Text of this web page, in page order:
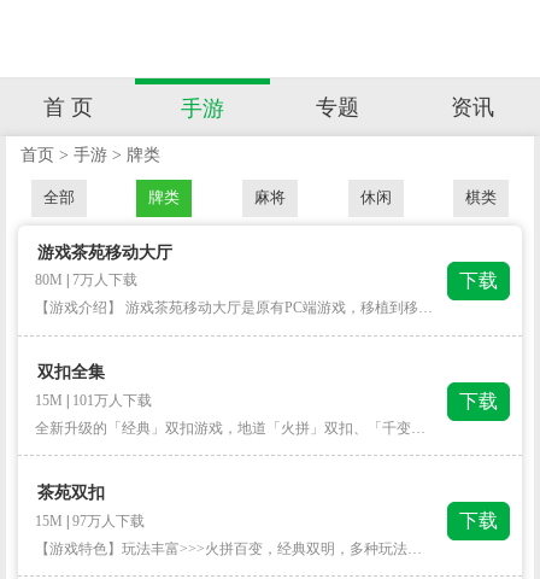
首 页 手游 专题 资讯
首页 > 手游 > 牌类
全部 牌类 麻将 休闲 棋类
游戏茶苑移动大厅
80M
7万人下载
【游戏介绍】 游戏茶苑移动大厅是原有PC端游戏，移植到移动端制作成合集。包含多款牌类、休闲游戏，现有打地鼠、双扣、斗地主、血流麻将、跑得快等多款热门游戏。进入大厅点击相应图标，即可畅玩！ 完美移植，同步在线，随时随地玩到爽！ 经典玩法，人气游戏，游戏多多嗨到爆 ！
下载
双扣全集
15M
101万人下载
全新升级的「经典」双扣游戏，地道「火拼」双扣、「千变」双扣，更有「二人」双扣、「单机」双扣玩法任你选择！ 【双扣全集】是一款集合江浙地区经典扑克的棋牌游戏大厅，游戏规则类似“跑得快”，规则简明，游戏对抗性强，在经典玩法的基础上，规则上千变双扣增加了癞子、贡献等多种玩法；游戏过程中牌局变幻莫测，贡献翻倍变化多端，游戏刺激无比，玩的就是心跳！ ● 玩法多样，经典火拼千变玩法任君选！ ● 规则地道，原汁原味江浙玩法神还原！ ● 单机照玩，单机模式随时随地嗨起来！ ● 地方配音，地道方言配音游戏味更足！
下载
茶苑双扣
15M | 97万人下载
【游戏特色】玩法丰富>>>火拼百变，经典双明，多种玩法任你选！ 操作简单>>>快速下载，一键登录，牌开得胜零等待！ 地方特色>>>地方俚语，牙儿塌开，趣味方言乐开怀！ 全新界面>>>魅力排行，炫酷动画，超越经典爽翻天！ 福利升级>>>签到任务，对局成就，金币福利翻倍赚！ 关公面前武大刀，八线九线盖对面！贡献翻倍奖励多，农民翻身做土豪！闪电组桌快休闲，凑齐四人有趣玩！ 第一步、下载安装 点击【立即下载】点击【打开】→【安装】。 第二步、添加信任 安装完成，打开手机【设置】→【通用】→【设备管理】，选择信任企业证书，就可使用了。
下载